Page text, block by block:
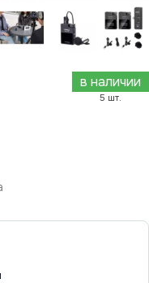
в наличии
5 шт.